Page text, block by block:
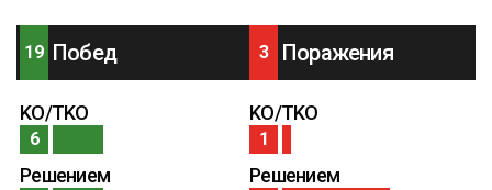
19 Побед
KO/TKO
6
Решением
3 Поражения
KO/TKO
1
Решением